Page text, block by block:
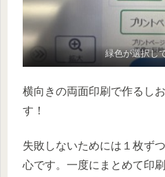
緑色が選択し
横向きの両面印刷で作るし
す！
失敗しないためには１枚ず
心です。一度にまとめて印